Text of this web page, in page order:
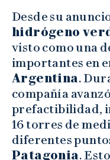
Desde su
hidrógeno
visto como una
importantes en
Argentina.
compañía
prefactibilidad,
16 torres de
diferentes
Patagonia.